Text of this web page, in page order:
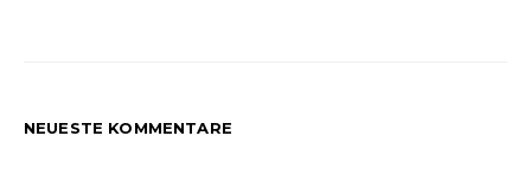
NEUESTE KOMMENTARE